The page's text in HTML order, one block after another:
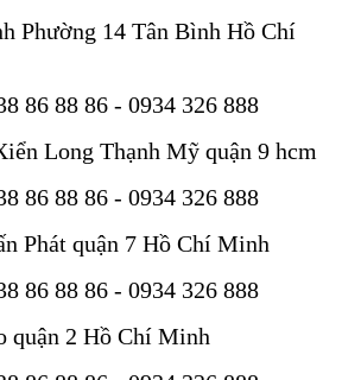
Phường 14 Tân Bình Hồ Chí
86 88 86 - 0934 326 888
Long Thạnh Mỹ quận 9 hcm
86 88 86 - 0934 326 888
Phát quận 7 Hồ Chí Minh
86 88 86 - 0934 326 888
quận 2 Hồ Chí Minh